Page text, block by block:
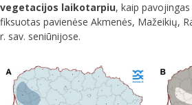
vegetacijos laikotarpiu, kaip
fiksuotas pavienėse Akmenės, Mažeikių,
r. sav. seniūnijose.